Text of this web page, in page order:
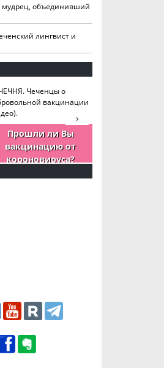
объединивший
лингвист и
Прошли ли Вы
вакцинацию от
короновируса?
›